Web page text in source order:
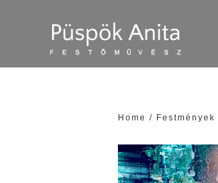
Home / Festmények